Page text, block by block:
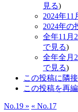
見る)
2024年11
2024年の
全年11月
で見る)
全年全月
で見る)
この投稿に隣
この投稿を再
No.19 » « No.17